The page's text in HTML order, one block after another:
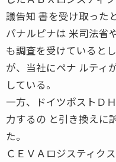
議告知 書を受け取った
パナルピナは 米司法省
も調査を受けていると
が、当社にペナ ルティ
している。
一方、ドイツポストＤ
力するの と引き換えに
た。
ＣＥＶＡロジスティク